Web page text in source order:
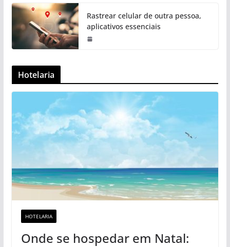
Rastrear celular de outra pessoa,
aplicativos essenciais
Hotelaria
HOTELARIA
Onde se hospedar em Natal: